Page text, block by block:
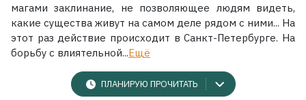
магами заклинание, не позволяющее людям видеть,
какие существа живут на самом деле рядом с ними... На
этот раз действие происходит в Санкт-Петербурге. На
борьбу с влиятельной...Ещё
ПЛАНИРУЮ ПРОЧИТАТЬ